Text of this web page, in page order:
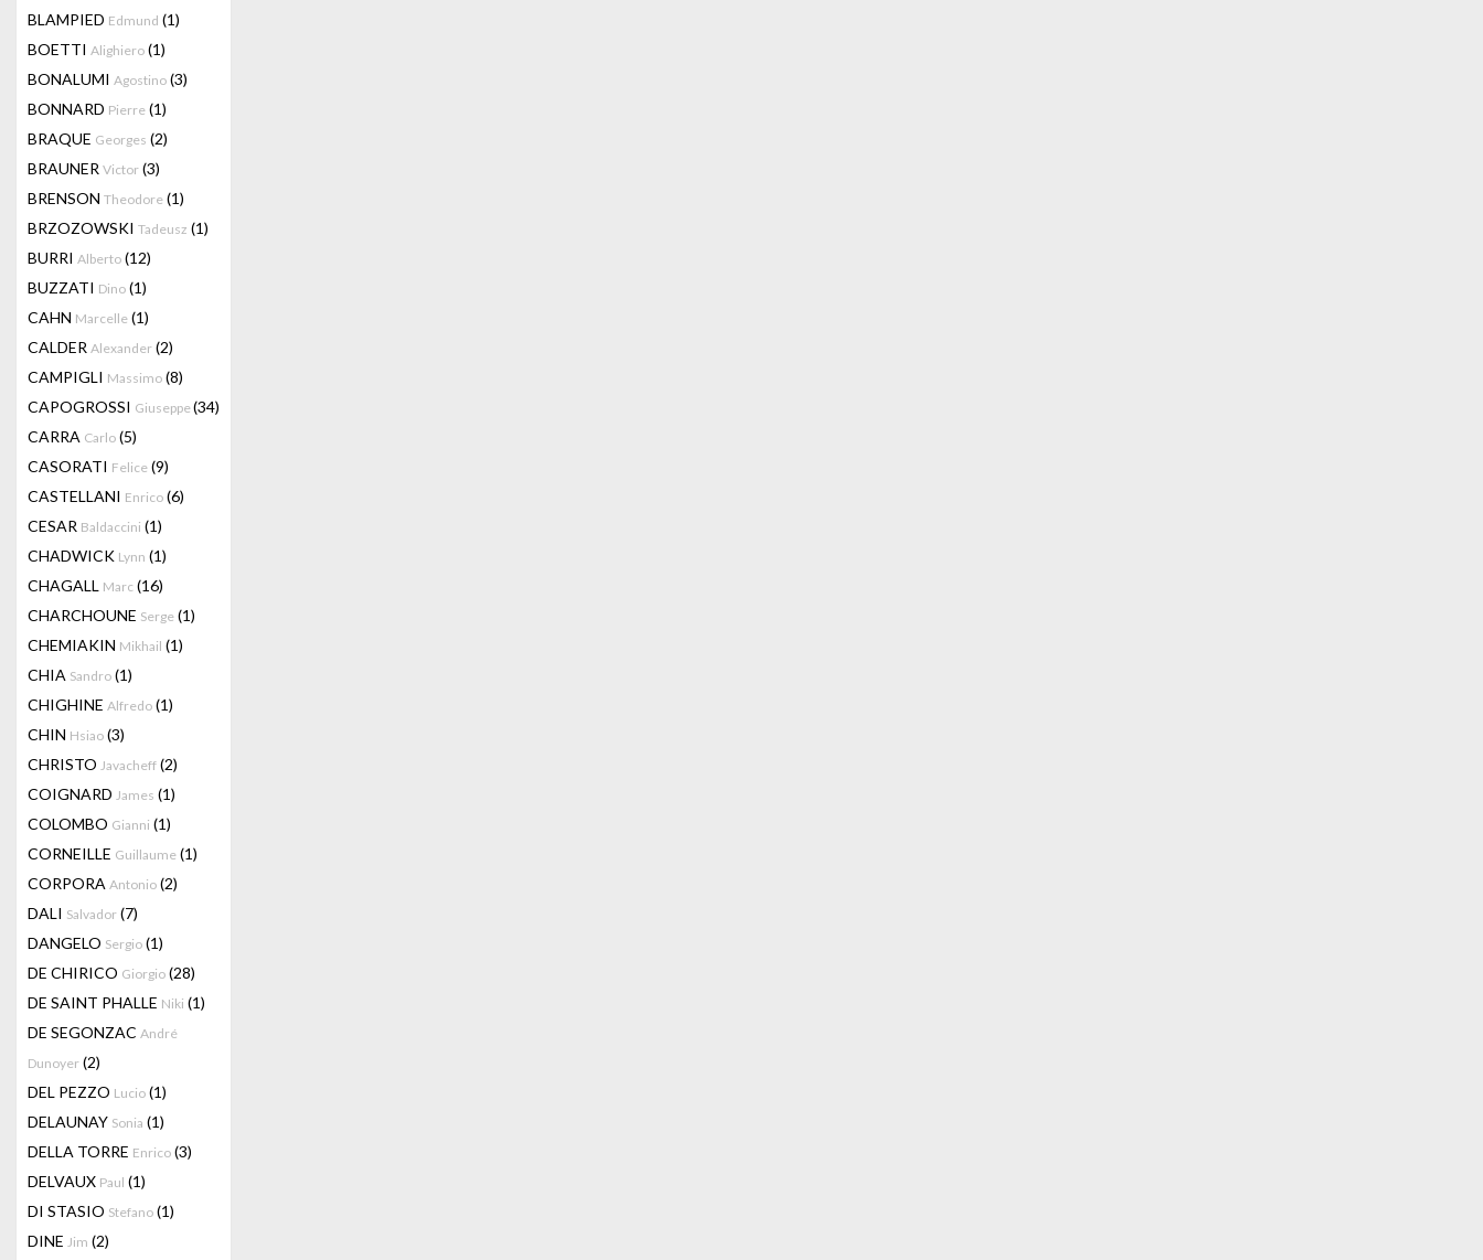
BLAMPIED Edmund (1)
BOETTI Alighiero (1)
BONALUMI Agostino (3)
BONNARD Pierre (1)
BRAQUE Georges (2)
BRAUNER Victor (3)
BRENSON Theodore (1)
BRZOZOWSKI Tadeusz (1)
BURRI Alberto (12)
BUZZATI Dino (1)
CAHN Marcelle (1)
CALDER Alexander (2)
CAMPIGLI Massimo (8)
CAPOGROSSI Giuseppe(34)
CARRA Carlo (5)
CASORATI Felice (9)
CASTELLANI Enrico (6)
CESAR Baldaccini (1)
CHADWICK Lynn (1)
CHAGALL Marc (16)
CHARCHOUNE Serge (1)
CHEMIAKIN Mikhail (1)
CHIA Sandro (1)
CHIGHINE Alfredo (1)
CHIN Hsiao (3)
CHRISTO Javacheff (2)
COIGNARD James (1)
COLOMBO Gianni (1)
CORNEILLE Guillaume (1)
CORPORA Antonio (2)
DALI Salvador (7)
DANGELO Sergio (1)
DE CHIRICO Giorgio (28)
DE SAINT PHALLE Niki (1)
DE SEGONZAC André
Dunoyer (2)
DEL PEZZO Lucio (1)
DELAUNAY Sonia (1)
DELLA TORRE Enrico (3)
DELVAUX Paul (1)
DI STASIO Stefano (1)
DINE Jim (2)